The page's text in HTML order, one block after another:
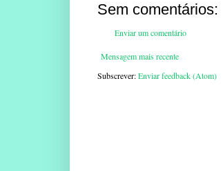
Sem comentários:
Enviar um comentário
Mensagem mais recente
Subscrever:Enviar feedback (Atom)